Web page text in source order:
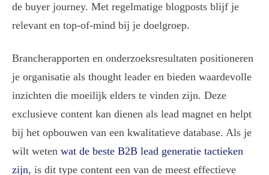
de buyer journey. Met regelmatige blogposts blijf je
relevant en top-of-mind bij je doelgroep.
Brancherapporten en onderzoeksresultaten positioneren
je organisatie als thought leader en bieden waardevolle
inzichten die moeilijk elders te vinden zijn. Deze
exclusieve content kan dienen als lead magnet en helpt
bij het opbouwen van een kwalitatieve database. Als je
wilt weten wat de beste B2B lead generatie tactieken
zijn, is dit type content een van de meest effectieve